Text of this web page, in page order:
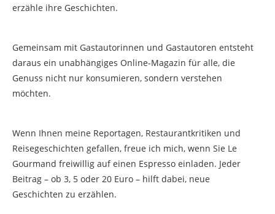
erzähle ihre Geschichten.
Gemeinsam mit Gastautorinnen und Gastautoren entsteht
daraus ein unabhängiges Online-Magazin für alle, die
Genuss nicht nur konsumieren, sondern verstehen
möchten.
Wenn Ihnen meine Reportagen, Restaurantkritiken und
Reisegeschichten gefallen, freue ich mich, wenn Sie Le
Gourmand freiwillig auf einen Espresso einladen. Jeder
Beitrag – ob 3, 5 oder 20 Euro – hilft dabei, neue
Geschichten zu erzählen.